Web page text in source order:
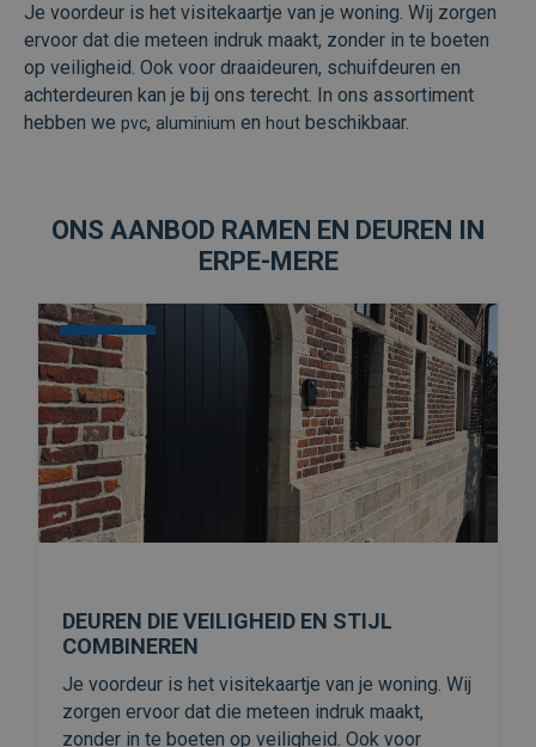
Je voordeur is het visitekaartje van je woning. Wij zorgen
ervoor dat die meteen indruk maakt, zonder in te boeten
op veiligheid. Ook voor draaideuren, schuifdeuren en
achterdeuren kan je bij ons terecht. In ons assortiment
hebben we pvc, aluminium en hout beschikbaar.
ONS AANBOD RAMEN EN DEUREN IN
ERPE-MERE
je woning. Wij
maakt,
voor
RAMEN OP MAAT VOOR ELK
Van klassiek tot modern: bij ons vind
gegarandeerd iets naar jouw smaak.
ALUMINIUMof HOUT, telkens met